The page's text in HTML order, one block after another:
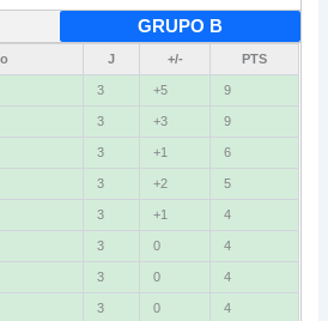
GRUPO B
J +/- PTS
3 +5 9
3 +3 9
3 +1 6
3 +2 5
3 +1 4
3 0 4
3 0 4
3 0 4